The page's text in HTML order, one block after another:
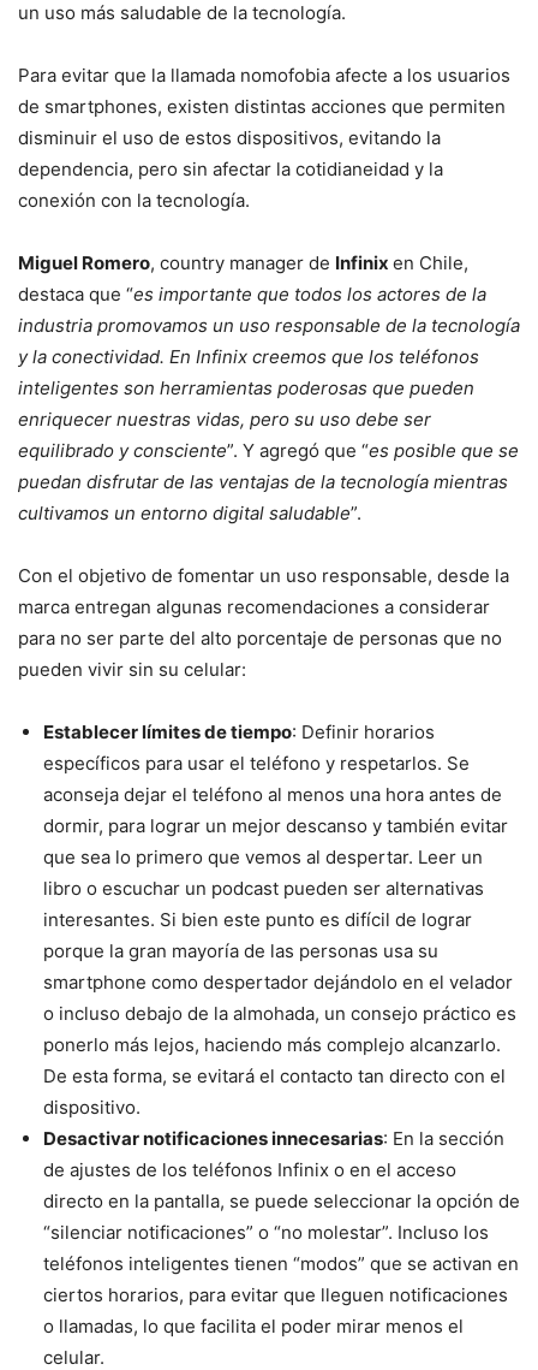
un uso más saludable de la tecnología.
Para evitar que la llamada nomofobia afecte a los usuarios
de smartphones, existen distintas acciones que permiten
disminuir el uso de estos dispositivos, evitando la
dependencia, pero sin afectar la cotidianeidad y la
conexión con la tecnología.
Miguel Romero, country manager de Infinix en Chile,
destaca que “es importante que todos los actores de la
industria promovamos un uso responsable de la tecnología
y la conectividad. En Infinix creemos que los teléfonos
inteligentes son herramientas poderosas que pueden
enriquecer nuestras vidas, pero su uso debe ser
equilibrado y consciente”. Y agregó que “es posible que se
puedan disfrutar de las ventajas de la tecnología mientras
cultivamos un entorno digital saludable”.
Con el objetivo de fomentar un uso responsable, desde la
marca entregan algunas recomendaciones a considerar
para no ser parte del alto porcentaje de personas que no
pueden vivir sin su celular:
Establecer límites de tiempo: Definir horarios
específicos para usar el teléfono y respetarlos. Se
aconseja dejar el teléfono al menos una hora antes de
dormir, para lograr un mejor descanso y también evitar
que sea lo primero que vemos al despertar. Leer un
libro o escuchar un podcast pueden ser alternativas
interesantes. Si bien este punto es difícil de lograr
porque la gran mayoría de las personas usa su
smartphone como despertador dejándolo en el velador
o incluso debajo de la almohada, un consejo práctico es
ponerlo más lejos, haciendo más complejo alcanzarlo.
De esta forma, se evitará el contacto tan directo con el
dispositivo.
Desactivar notificaciones innecesarias: En la sección
de ajustes de los teléfonos Infinix o en el acceso
directo en la pantalla, se puede seleccionar la opción de
“silenciar notificaciones” o “no molestar”. Incluso los
teléfonos inteligentes tienen “modos” que se activan en
ciertos horarios, para evitar que lleguen notificaciones
o llamadas, lo que facilita el poder mirar menos el
celular.